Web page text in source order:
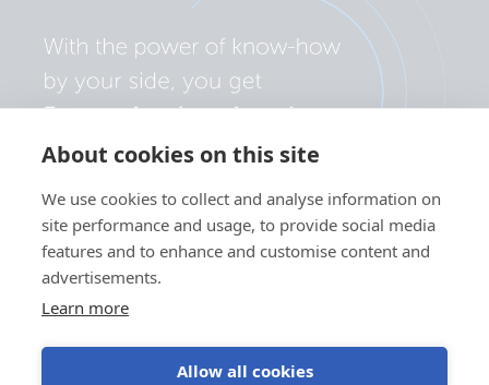
About cookies on this site
We use cookies to collect and analyse information on
site performance and usage, to provide social media
features and to enhance and customise content and
advertisements.
Learn more
Allow all cookies